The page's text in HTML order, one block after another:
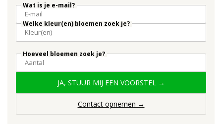
Wat is je e-mail?
Welke kleur(en) bloemen zoek je?
Hoeveel bloemen zoek je?
JA, STUUR MIJ EEN VOORSTEL →
Contact opnemen →